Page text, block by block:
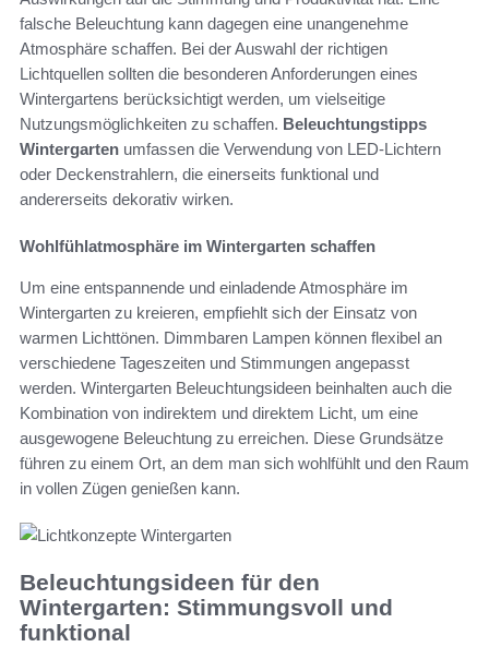
falsche Beleuchtung kann dagegen eine unangenehme
Atmosphäre schaffen. Bei der Auswahl der richtigen
Lichtquellen sollten die besonderen Anforderungen eines
Wintergartens berücksichtigt werden, um vielseitige
Nutzungsmöglichkeiten zu schaffen. Beleuchtungstipps
Wintergarten umfassen die Verwendung von LED-Lichtern
oder Deckenstrahlern, die einerseits funktional und
andererseits dekorativ wirken.
Wohlfühlatmosphäre im Wintergarten schaffen
Um eine entspannende und einladende Atmosphäre im
Wintergarten zu kreieren, empfiehlt sich der Einsatz von
warmen Lichttönen. Dimmbaren Lampen können flexibel an
verschiedene Tageszeiten und Stimmungen angepasst
werden. Wintergarten Beleuchtungsideen beinhalten auch die
Kombination von indirektem und direktem Licht, um eine
ausgewogene Beleuchtung zu erreichen. Diese Grundsätze
führen zu einem Ort, an dem man sich wohlfühlt und den Raum
in vollen Zügen genießen kann.
Beleuchtungsideen für den
Wintergarten: Stimmungsvoll und
funktional